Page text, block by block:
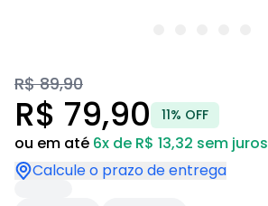
R$ 89,90
R$ 79,90 11% OFF
ou em até 6x de R$ 13,32 sem juros
Calcule o prazo de entrega